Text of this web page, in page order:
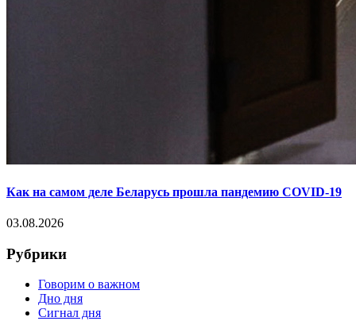
Как на самом деле Беларусь прошла пандемию COVID-19
03.08.2026
Рубрики
Говорим о важном
Дно дня
Сигнал дня